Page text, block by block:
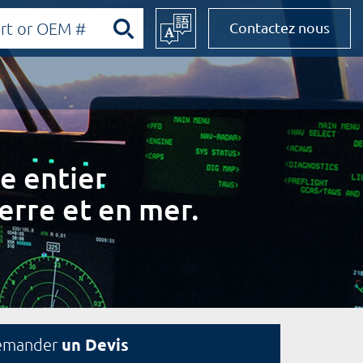
Contactez nous
entier
et en mer.
un Devis